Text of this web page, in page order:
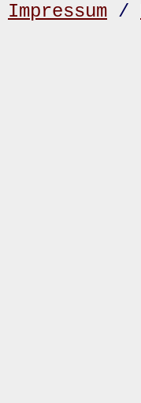
Impressum /